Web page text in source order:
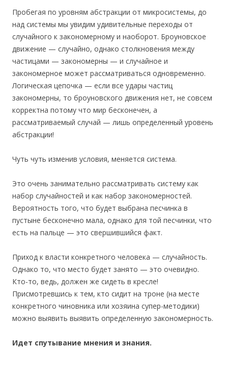
Пробегая по уровням абстракции от микросистемы, до
над системы мы увидим удивительные переходы от
случайного к закономерному и наоборот. Броуновское
движение — случайно, однако столкновения между
частицами — закономерны — и случайное и
закономерное может рассматриваться одновременно.
Логическая цепочка — если все удары частиц
закономерны, то броуновского движения нет, не совсем
корректна потому что мир бесконечен, а
рассматриваемый случай — лишь определенный уровень
абстракции!
Чуть чуть изменив условия, меняется система.
Это очень занимательно рассматривать систему как
набор случайностей и как набор закономерностей.
Вероятность того, что будет выбрана песчинка в
пустыне бесконечно мала, однако для той песчинки, что
есть на пальце — это свершившийся факт.
Приход к власти конкретного человека — случайность.
Однако то, что место будет занято — это очевидно.
Кто-то, ведь, должен же сидеть в кресле!
Присмотревшись к тем, кто сидит на троне (на месте
конкретного чиновника или хозяина супер-методики)
можно выявить выявить определенную закономерность.
Идет спутывание мнения и знания.